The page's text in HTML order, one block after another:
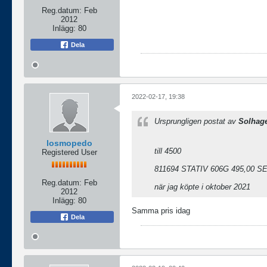
Reg.datum: Feb
2012
Inlägg: 80
Dela
losmopedo
Registered User
Reg.datum: Feb
2012
Inlägg: 80
Dela
2022-02-17, 19:38
Ursprungligen postat av
till 4500
811694 STATIV 606G 495,00
när jag köpte i oktober 2021
Samma pris idag